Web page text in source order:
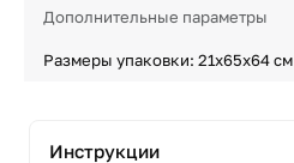
Дополнительные параметры
Размеры упаковки: 21х65х64 см
Инструкции